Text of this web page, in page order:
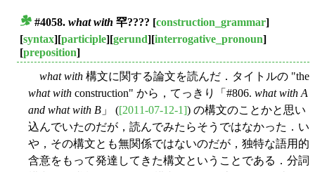
#4058. what with 罕???? [construction_grammar]
[syntax][participle][gerund][interrogative_pronoun]
[preposition]
what with 構文に関する論文を読んだ．タイトルの "the
what with construction" から，てっきり「#806. what with A
and what with B 」 ([2011-07-12-1]) の構文のことかと思い
込んでいたのだが，読んでみたらそうではなかった．い
や，その構文とも無関係ではないのだが，独特な語用的
含意をもって発達してきた構文ということである．分詞